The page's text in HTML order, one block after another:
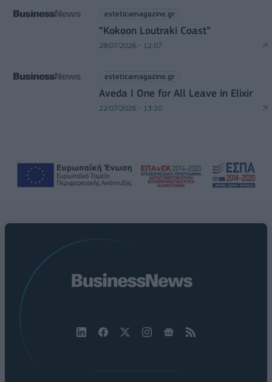
esteticamagazine.gr
“Kokoon Loutraki Coast”
28/07/2026 - 12:07
esteticamagazine.gr
Aveda I One for All Leave in Elixir
22/07/2026 - 13:20